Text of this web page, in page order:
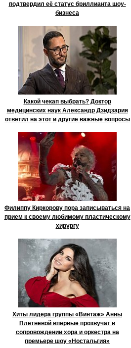
подтвердил её статус бриллианта шоу-
бизнеса
Какой чекап выбрать? Доктор
медицинских наук Александр Дзидзария
ответил на этот и другие важные вопросы
Филиппу Киркорову пора записываться на
прием к своему любимому пластическому
хирургу
Хиты лидера группы «Винтаж» Анны
Плетневой впервые прозвучат в
сопровождении хора и оркестра на
премьере шоу «Ностальгия»